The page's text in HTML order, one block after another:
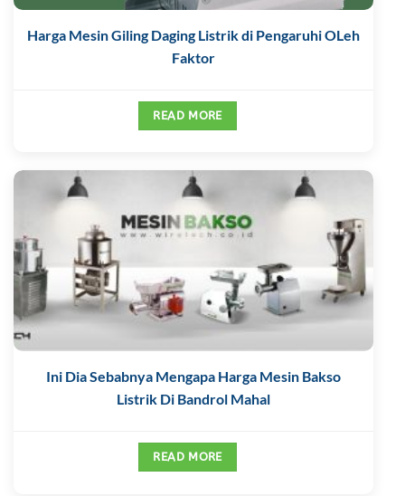
Harga Mesin Giling Daging Listrik di Pengaruhi OLeh
Faktor
READ MORE
Ini Dia Sebabnya Mengapa Harga Mesin Bakso
Listrik Di Bandrol Mahal
READ MORE